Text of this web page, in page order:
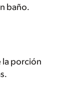
baño.
la porción